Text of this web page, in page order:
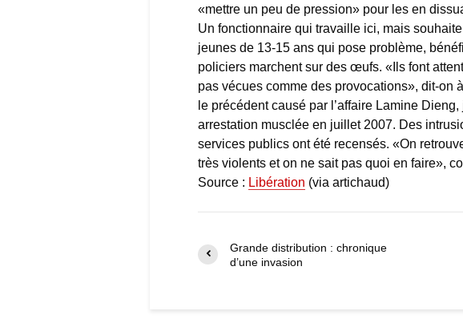
«mettre un peu de pression» pour les en
Un fonctionnaire qui travaille ici, mais
jeunes de 13-15 ans qui pose problème,
policiers marchent sur des œufs. «Ils font
pas vécues comme des provocations», dit-on
le précédent causé par l’affaire Lamine
arrestation musclée en juillet 2007. Des
services publics ont été recensés. «On
très violents et on ne sait pas quoi en faire»,
Source : Libération (via artichaud)
Grande distribution : chronique
d’une invasion